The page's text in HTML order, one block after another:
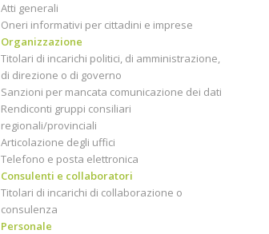
Atti generali
Oneri informativi per cittadini e imprese
Organizzazione
Titolari di incarichi politici, di amministrazione,
di direzione o di governo
Sanzioni per mancata comunicazione dei dati
Rendiconti gruppi consiliari
regionali/provinciali
Articolazione degli uffici
Telefono e posta elettronica
Consulenti e collaboratori
Titolari di incarichi di collaborazione o
consulenza
Personale